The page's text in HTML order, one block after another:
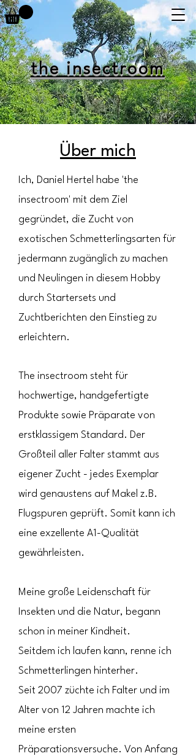
the insectroom
Über mich
Ich, Daniel Hertel habe 'the
insectroom' mit dem Ziel
gegründet,​ die Zucht von
exotischen Schmetterlingsarten für
jedermann zugänglich zu machen
und Neulingen in diesem Hobby
durch Startersets und
Zuchtberichten den Einstieg zu
erleichtern.
The insectroom steht für
hochwertige, handgefertigte
Produkte sowie Präparate von
erstklassigem Standard. Der
Großteil aller Falter stammt aus
eigener Zucht - jedes Exemplar
wird genaustens auf Makel z.B.
Flugspuren geprüft. Somit kann ich
eine exzellente A1-Qualität
gewährleisten.
Meine große Leidenschaft für
Insekten und die Natur, begann
schon in meiner Kindheit.​
Seitdem ich laufen kann, renne ich
Schmetterlingen hinterher.
Seit 2007 züchte ich Falter und im
Alter von 12 Jahren machte ich
meine ersten
Präparationsversuche. Von Anfang